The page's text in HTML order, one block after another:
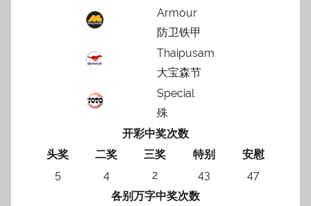
Armour
防卫铁甲
Thaipusam
大宝森节
Special
殊
开彩中奖次数
头奖
二奖 三奖 特别
安慰
5
4 2 43
47
各别万字中奖次数